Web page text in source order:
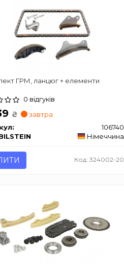
ГРМ, ланцюг + елементи
0 відгуків
₴
завтра
106740
Німеччина
Код: 324002-20